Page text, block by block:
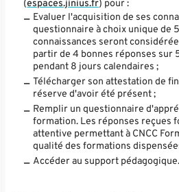
(espaces.jinius.fr) pour :
Evaluer l'acquisition de ses
questionnaire à choix unique de
connaissances seront
partir de 4 bonnes réponses sur
pendant 8 jours calendaires ;
Télécharger son attestation de
réserve d'avoir été présent ;
Remplir un questionnaire
formation. Les réponses reçues
attentive permettant à CNCC
qualité des formations
Accéder au support pédagogique.